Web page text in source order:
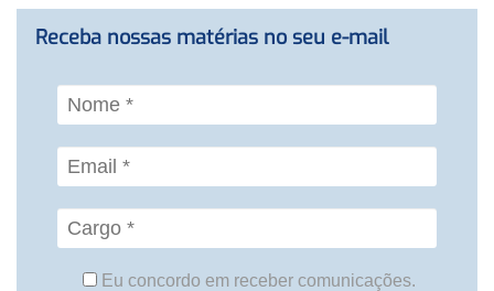
Receba nossas matérias no seu e-mail
Eu concordo em receber comunicações.